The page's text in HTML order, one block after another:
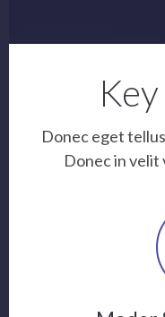
Donec eget
Donec in velit